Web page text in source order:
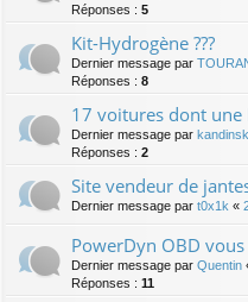
Réponses : 5
Kit-Hydrogène ???
Dernier message par
Réponses : 8
17 voitures dont une
Dernier message par
Réponses : 2
Site vendeur de
Dernier message par t0x1k «
PowerDyn OBD vous
Dernier message par Quentin
Réponses : 11